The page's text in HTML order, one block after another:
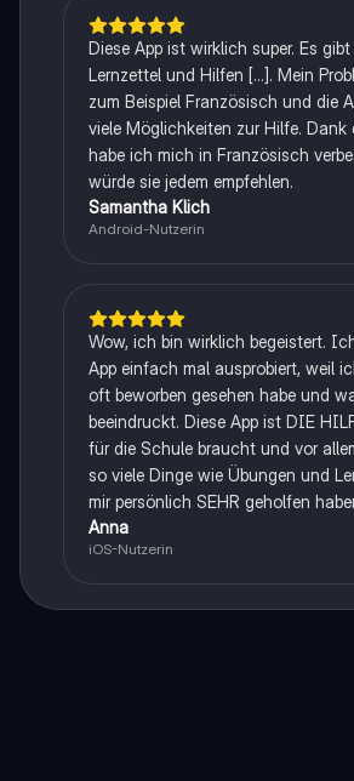
Diese App ist wirklich super. Es
Lernzettel und Hilfen [...]. Mein
zum Beispiel Französisch und die
viele Möglichkeiten zur Hilfe. Dank
habe ich mich in Französisch
würde sie jedem empfehlen.
Samantha Klich
Android-Nutzerin
Wow, ich bin wirklich begeistert.
App einfach mal ausprobiert, weil
oft beworben gesehen habe und
beeindruckt. Diese App ist DIE
für die Schule braucht und vor
so viele Dinge wie Übungen und
mir persönlich SEHR geholfen
Anna
iOS-Nutzerin